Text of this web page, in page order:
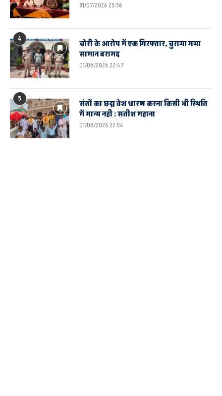
31/07/2026 23:36
4
चोरी के आरोप में एक गिरफ्तार, चुराया गया
सामान बरामद
01/08/2026 22:47
5
संतों का छद्म वेश धारण करना किसी भी स्थिति
में मान्य नही : सतीश महाना
01/08/2026 22:54